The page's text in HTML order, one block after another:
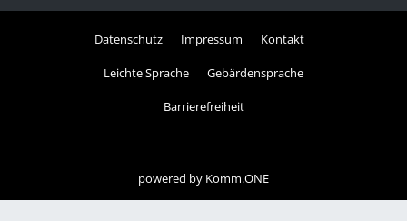
Datenschutz Impressum Kontakt
Leichte Sprache Gebärdensprache
Barrierefreiheit
powered by Komm.ONE